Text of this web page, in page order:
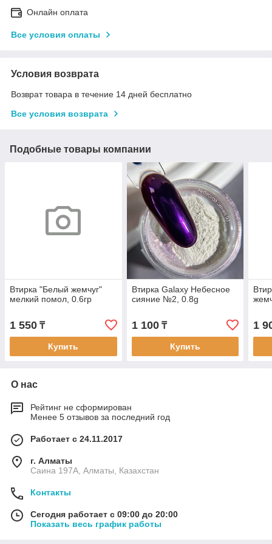
Онлайн оплата
Все условия оплаты
Условия возврата
Возврат товара в течение 14 дней бесплатно
Все условия возврата
Подобные товары компании
Втирка "Белый жемчуг"
мелкий помол, 0.6гр
1 550 ₸
Купить
Втирка Galaxy Небесное
сияние №2, 0.8g
1 100₸
Купить
1
О нас
Рейтинг не сформирован
Менее 5 отзывов за последний год
Работает с 24.11.2017
г. Алматы
Саина 197А, Алматы, Казахстан
Контакты
Сегодня работает с 09:00 до 20:00
Показать весь график работы